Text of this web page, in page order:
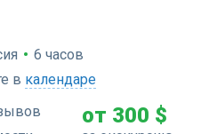
• 6 часов
в календаре
от 300 $